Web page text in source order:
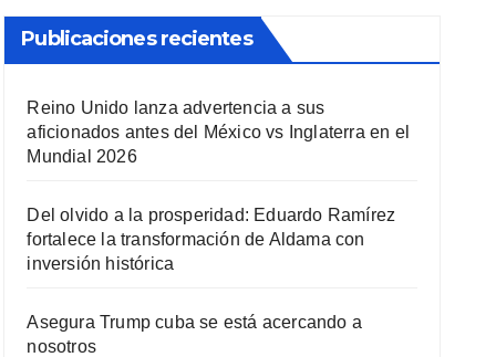
Publicaciones recientes
Reino Unido lanza advertencia a sus
aficionados antes del México vs Inglaterra en el
Mundial 2026
Del olvido a la prosperidad: Eduardo Ramírez
fortalece la transformación de Aldama con
inversión histórica
Asegura Trump cuba se está acercando a
nosotros